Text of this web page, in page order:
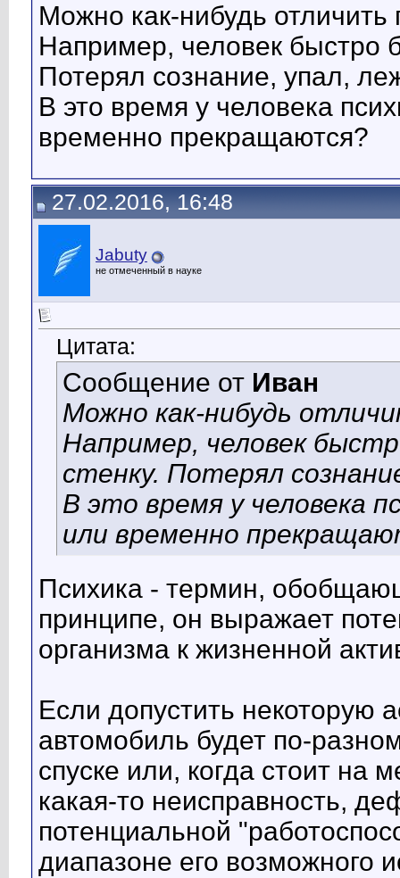
Можно как-нибудь отличить
Например, человек быстро
Потерял сознание, упал,
В это время у человека
временно прекращаются?
27.02.2016, 16:48
Jabuty
не отмеченный в науке
Цитата:
Сообщение от Иван
Можно как-нибудь
Например, человек
стенку. Потерял
В это время у человека
или временно
Психика - термин,
принципе, он выражает
организма к жизненной
Если допустить некоторую
автомобиль будет по-
спуске или, когда стоит на
какая-то неисправность,
потенциальной
диапазоне его возможного